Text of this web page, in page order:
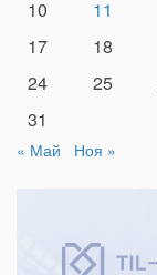
10 11
17
18
24
25
31
« Май Ноя »